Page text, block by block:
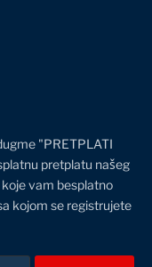
"PRETPLATI
pretplatu našeg
vam besplatno
kojom se registrujete